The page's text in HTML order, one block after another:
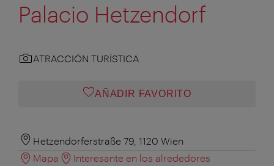
Palacio Hetzendorf
ATRACCIÓN TURÍSTICA
AÑADIR FAVORITO
Hetzendorferstraße 79, 1120 Wien
Mapa
Interesante en los alrededores